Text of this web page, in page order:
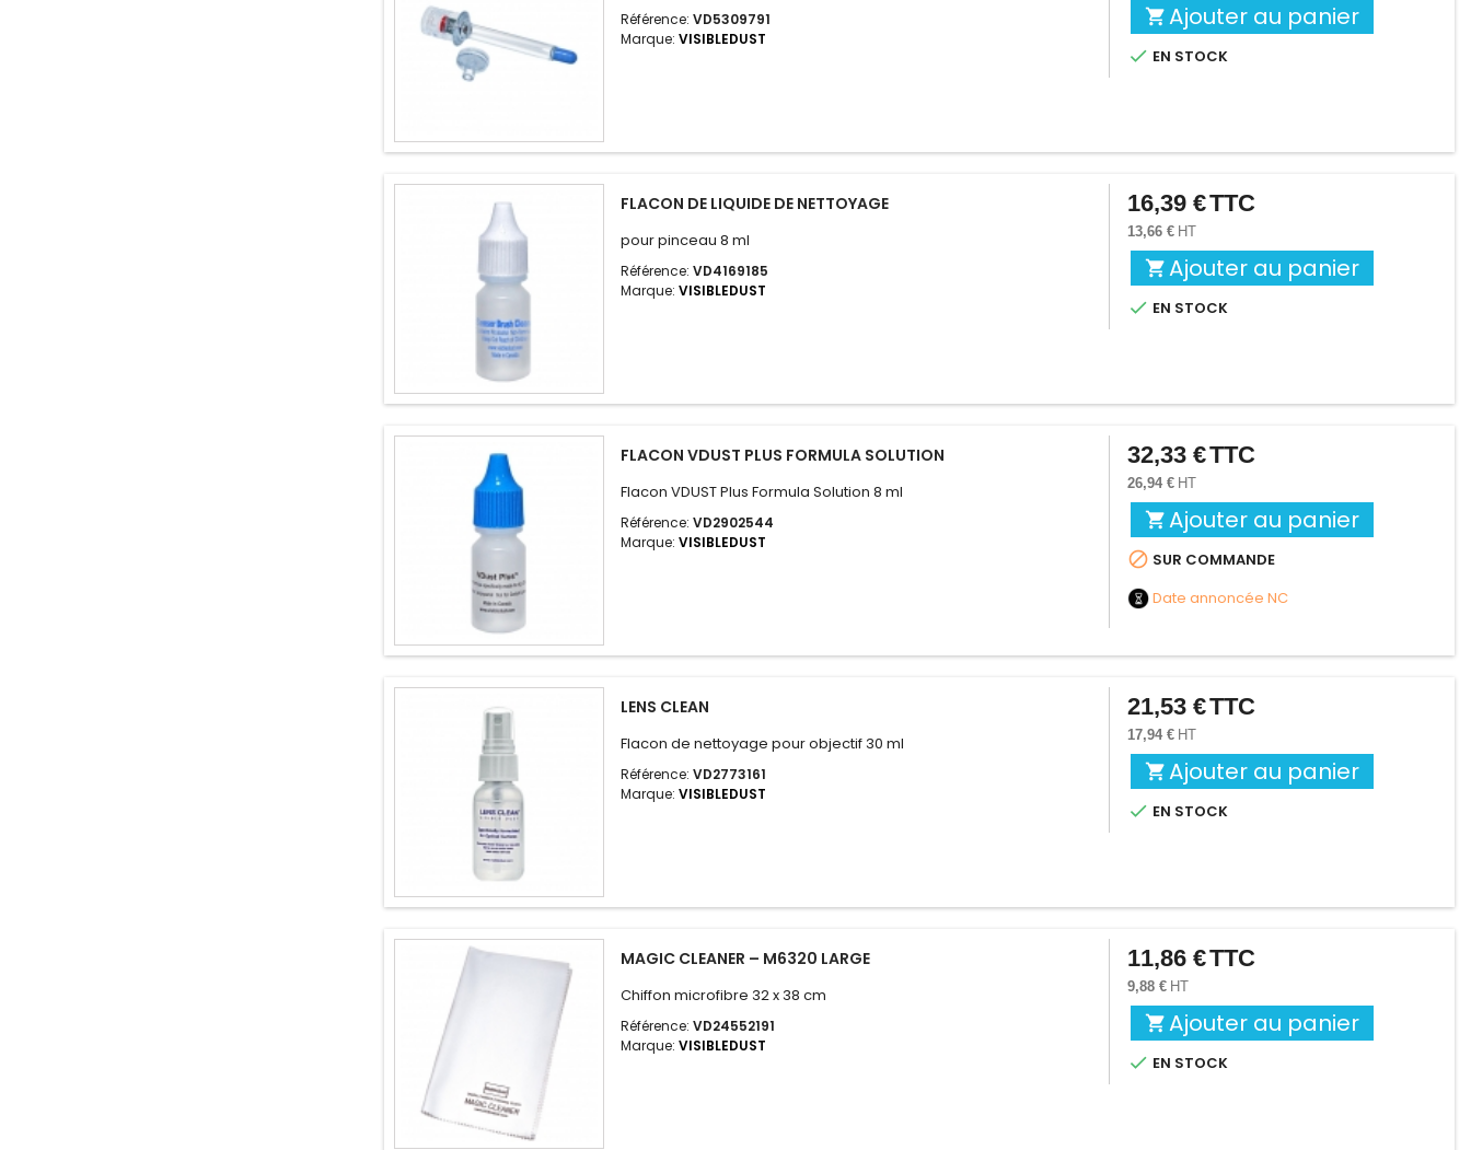
Référence: VD5309791
Marque: VISIBLEDUST
 Ajouter au panier
 EN STOCK
FLACON DE LIQUIDE DE NETTOYAGE
pour pinceau 8 ml
Référence: VD4169185
Marque: VISIBLEDUST
Prix
16,39 €TTC
13,66 € HT
 Ajouter au panier
 EN STOCK
FLACON VDUST PLUS FORMULA SOLUTION
Flacon VDUST Plus Formula Solution 8 ml
Référence: VD2902544
Marque: VISIBLEDUST
Prix
32,33 €TTC
26,94 € HT
 Ajouter au panier
 SUR COMMANDE
Date annoncée NC
LENS CLEAN
Flacon de nettoyage pour objectif 30 ml
Référence: VD2773161
Marque: VISIBLEDUST
Prix
21,53 €TTC
17,94 € HT
 Ajouter au panier
 EN STOCK
MAGIC CLEANER – M6320 LARGE
Chiffon microfibre 32 x 38 cm
Référence: VD24552191
Marque: VISIBLEDUST
Prix
11,86 €TTC
9,88 € HT
 Ajouter au panier
 EN STOCK